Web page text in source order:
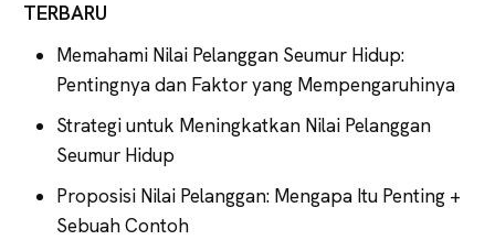
TERBARU
Memahami Nilai Pelanggan Seumur Hidup:
Pentingnya dan Faktor yang Mempengaruhinya
Strategi untuk Meningkatkan Nilai Pelanggan
Seumur Hidup
Proposisi Nilai Pelanggan: Mengapa Itu Penting +
Sebuah Contoh